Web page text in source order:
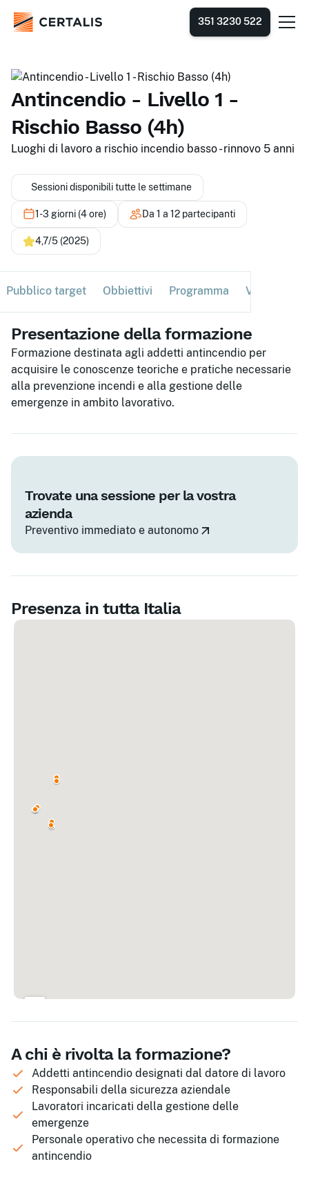
351 3230 522
Antincendio - Livello 1 -
Rischio Basso (4h)
Luoghi di lavoro a rischio incendio basso - rinnovo 5 anni
Sessioni disponibili tutte le settimane
1-3 giorni (4 ore) Da 1 a 12 partecipanti
4,7/5 (2025)
Pubblico target Obbiettivi Programma Verifica
Presentazione della formazione
Formazione destinata agli addetti antincendio per
acquisire le conoscenze teoriche e pratiche necessarie
alla prevenzione incendi e alla gestione delle
emergenze in ambito lavorativo.
Trovate una sessione per la vostra
azienda
Preventivo immediato e autonomo
Presenza in tutta Italia
A chi è rivolta la formazione?
Addetti antincendio designati dal datore di lavoro
Responsabili della sicurezza aziendale
Lavoratori incaricati della gestione delle
emergenze
Personale operativo che necessita di formazione
antincendio